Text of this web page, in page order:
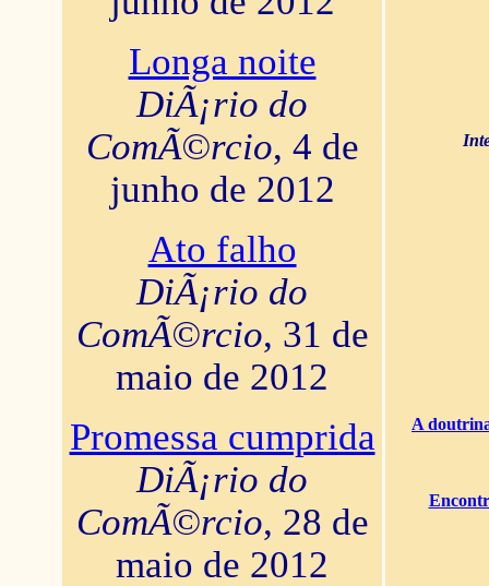
Longa noite
DiÃ¡rio do
ComÃ©rcio, 4 de
junho de 2012
Ato falho
DiÃ¡rio do
ComÃ©rcio, 31 de
maio de 2012
Promessa cumprida
DiÃ¡rio do
ComÃ©rcio, 28 de
maio de 2012
A